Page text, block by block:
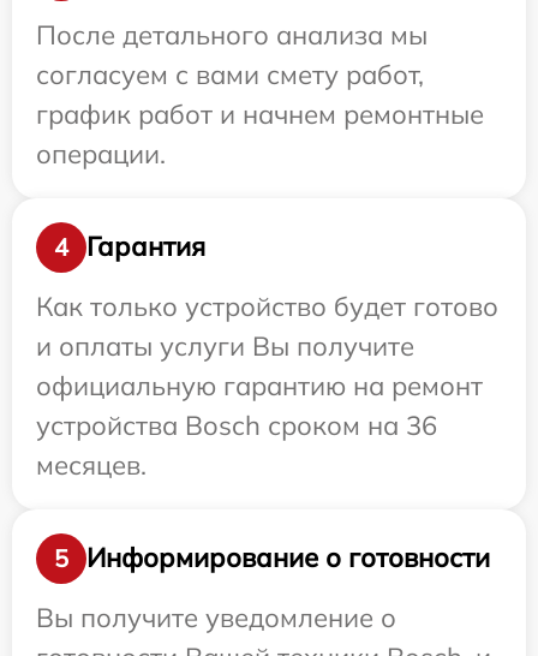
После детального анализа мы
согласуем с вами смету работ,
график работ и начнем ремонтные
операции.
4
Гарантия
Как только устройство будет готово
и оплаты услуги Вы получите
официальную гарантию на ремонт
устройства Bosch сроком на 36
месяцев.
5
Информирование о готовности
Вы получите уведомление о